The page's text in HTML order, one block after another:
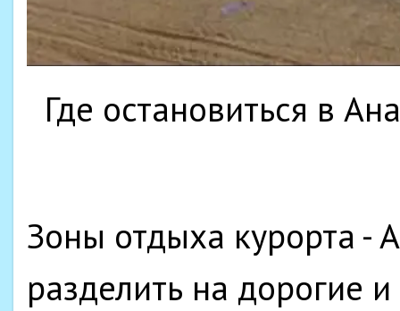
Где остановиться в
Зоны отдыха курорта -
разделить на дорогие